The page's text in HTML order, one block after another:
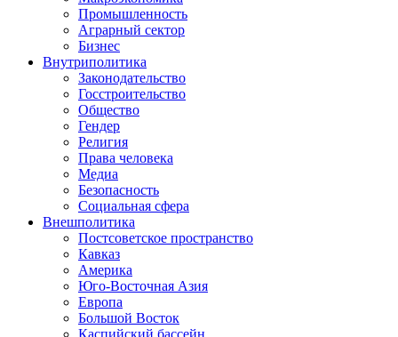
Промышленность
Аграрный сектор
Бизнес
Внутриполитика
Законодательство
Госстроительство
Общество
Гендер
Религия
Права человека
Медиа
Безопасность
Социальная сфера
Внешполитика
Постсоветское пространство
Кавказ
Америка
Юго-Восточная Азия
Европа
Большой Восток
Каспийский бассейн